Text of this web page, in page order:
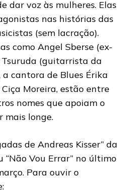
dar voz às mulheres. Elas
nas histórias das
(sem lacração).
como Angel Sberse (ex-
(guitarrista da
cantora de Blues Érika
Moreira, estão entre
nomes que apoiam o
mais longe.
de Andreas Kisser” da
“Não Vou Errar” no último
Para ouvir o